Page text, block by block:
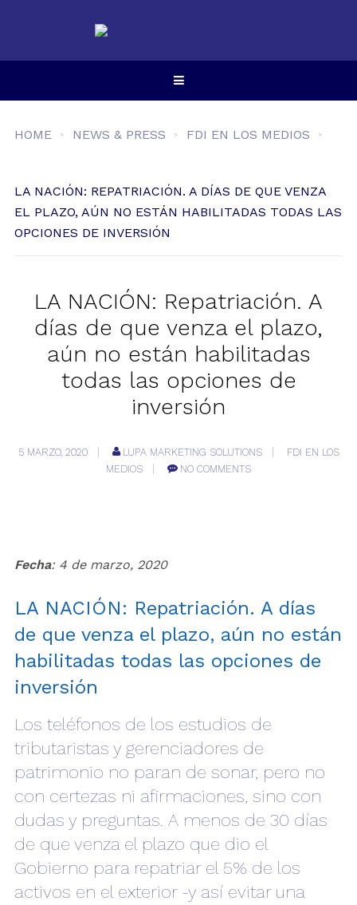
HOME NEWS & PRESS FDI EN LOS MEDIOS
LA NACIÓN: REPATRIACIÓN. A DÍAS DE QUE VENZA
EL PLAZO, AÚN NO ESTÁN HABILITADAS TODAS LAS
OPCIONES DE INVERSIÓN
LA NACIÓN: Repatriación. A
días de que venza el plazo,
aún no están habilitadas
todas las opciones de
inversión
5 MARZO, 2020 LUPA MARKETING SOLUTIONS
FDI EN LOS
MEDIOS
NO COMMENTS
Fecha: 4 de marzo, 2020
LA NACIÓN: Repatriación. A días
de que venza el plazo, aún no están
habilitadas todas las opciones de
inversión
Los teléfonos de los estudios de
tributaristas y gerenciadores de
patrimonio no paran de sonar, pero no
con certezas ni afirmaciones, sino con
dudas y preguntas. A menos de 30 días
de que venza el plazo que dio el
Gobierno para repatriar el 5% de los
activos en el exterior -y así evitar una